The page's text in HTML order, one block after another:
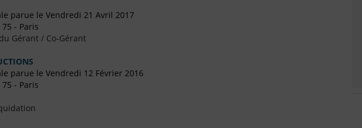
parue le Vendredi 21 Avril 2017
- Paris
Gérant / Co-Gérant
parue le Vendredi 12 Février 2016
- Paris